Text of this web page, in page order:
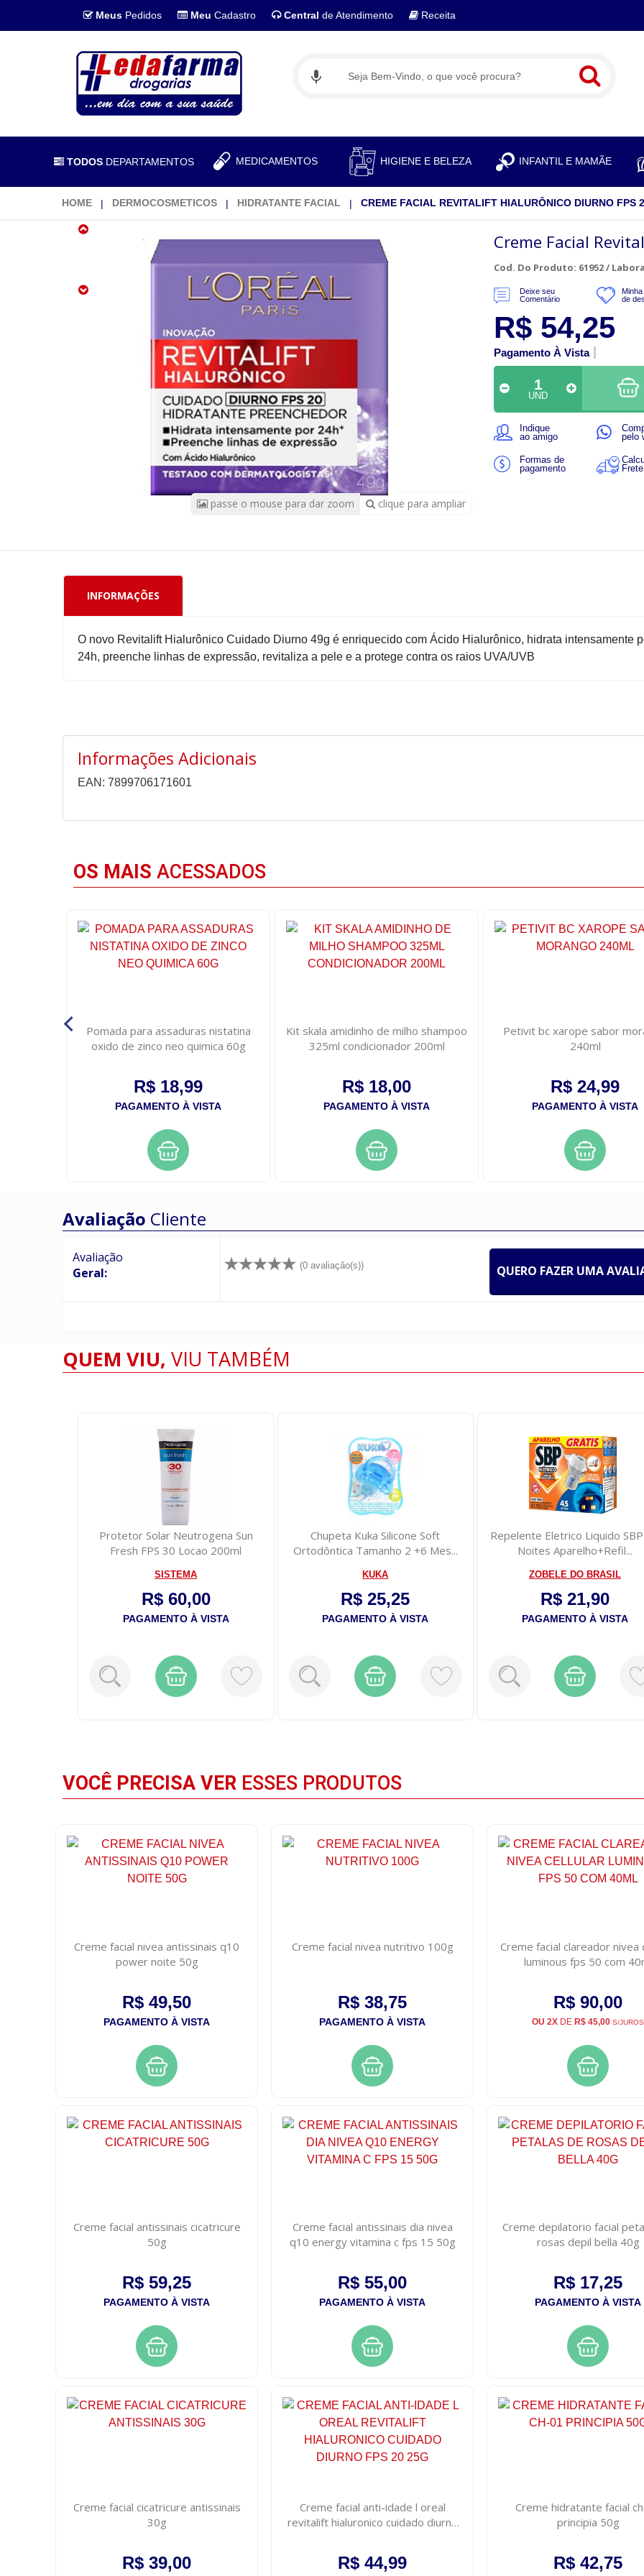
Meus Pedidos Meu Cadastro Central de Atendimento Receita
TODOS DEPARTAMENTOS MEDICAMENTOS HIGIENE E BELEZA INFANTIL E MAMÃE
HOME DERMOCOSMETICOS HIDRATANTE FACIAL CREME FACIAL REVITALIFT HIALURÔNICO DIURNO FPS
Creme
Revitalift
passe o mouse para dar zoom clique para ampliar
Creme Facial
Cod. Do Produto: 61952 /
Deixe seu
Comentário
de
R$ 54,25
Pagamento À Vista
UND
Indique
ao amigo
pelo
Formas de
pagamento
INFORMAÇÕES
O novo Revitalift Hialurônico Cuidado Diurno 49g é enriquecido com Ácido Hialurônico, hidrata intensamente
24h, preenche linhas de expressão, revitaliza a pele e a protege contra os raios UVA/UVB
Informações Adicionais
EAN: 7899706171601
OS MAIS ACESSADOS
Pomada para assaduras nistatina
oxido de zinco neo quimica 60g
R$ 18,99
PAGAMENTO À VISTA
Kit skala amidinho de milho shampoo
325ml condicionador 200ml
R$ 18,00
PAGAMENTO À VISTA
Petivit bc xarope sabor
240ml
R$ 24,99
PAGAMENTO À VISTA
Avaliação Cliente
Avaliação
Geral:
(0 avaliação(s)) QUERO FAZER UMA
QUEM VIU, VIU TAMBÉM
Protetor Solar Neutrogena Sun
Fresh FPS 30 Locao 200ml
SISTEMA
R$ 60,00
PAGAMENTO À VISTA
Chupeta Kuka Silicone Soft
Ortodôntica Tamanho 2 +6 Mes...
KUKA
R$ 25,25
PAGAMENTO À VISTA
Repelente Eletrico Liquido
Noites Aparelho+Refil...
ZOBELE DO BRASIL
R$ 21,90
PAGAMENTO À VISTA
VOCÊ PRECISA VER ESSES PRODUTOS
Creme facial nivea antissinais q10
power noite 50g
R$ 49,50
PAGAMENTO À VISTA
Creme facial nivea nutritivo 100g
R$ 38,75
PAGAMENTO À VISTA
Creme facial clareador nivea
luminous fps 50 com
R$ 90,00
OU 2X DE R$ 45,00 S/JUROS
Creme facial antissinais cicatricure
50g
R$ 59,25
PAGAMENTO À VISTA
Creme facial antissinais dia nivea
q10 energy vitamina c fps 15 50g
R$ 55,00
PAGAMENTO À VISTA
Creme depilatorio facial
rosas depil bella 40g
R$ 17,25
PAGAMENTO À VISTA
Creme facial cicatricure antissinais
30g
R$ 39,00
Creme facial anti-idade l oreal
revitalift hialuronico cuidado diurno
R$ 44,99
Creme hidratante facial
principia 50g
R$ 42,75